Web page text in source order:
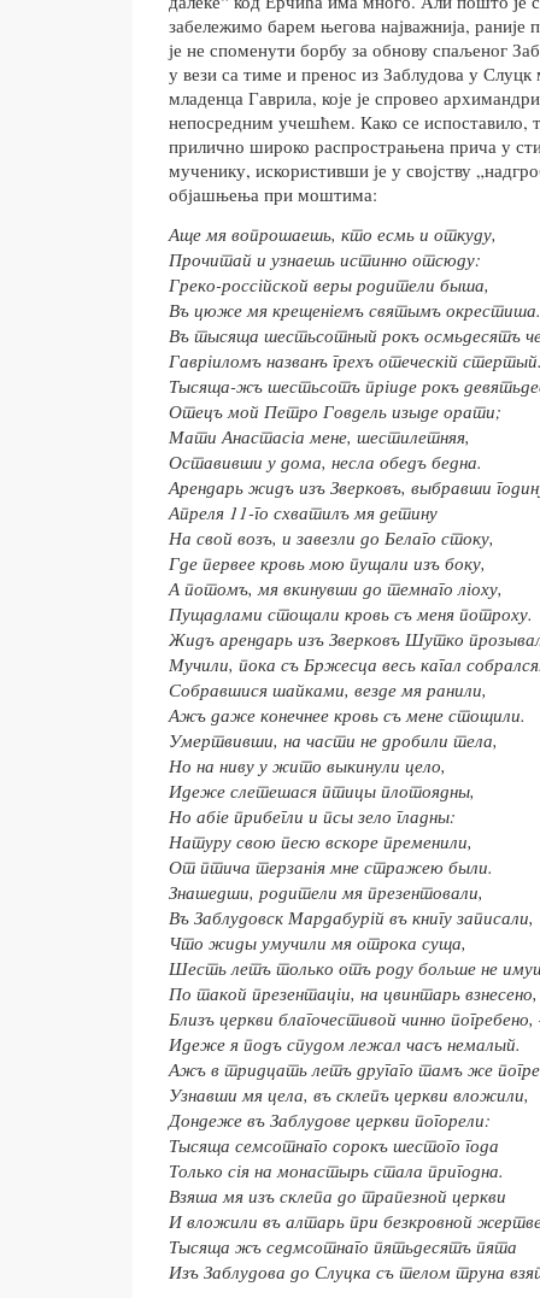
забележимо барем његова најважнија, раније
је не споменути борбу за обнову спаљеног
у вези са тиме и пренос из Заблудова у Слуцк
младенца Гаврила, које је спровео
непосредним учешћем. Како се испоставило,
прилично широко распрострањена прича у
мученику, искористивши је у својству
објашњења при моштима:
Аще мя вопрошаешь, кто есмь и откуду,
Прочитай и узнаешь истинно отсюду:
Греко-россійской веры родители быша,
Въ цюже мя крещеніемъ святымъ окрестиша.
Въ тысяща шестьсотный рокъ осмьдесятъ
Гавріиломъ названъ грехъ отеческій
Тысяща-жъ шестьсотъ пріиде рокъ
Отецъ мой Петро Говдель изыде орати;
Мати Анастасіа мене, шестилетняя,
Оставивши у дома, несла обедъ бедна.
Арендарь жидъ изъ Зверковъ, выбравши
Апреля 11-го схватилъ мя детину
На свой возъ, и завезли до Белаго стоку,
Где первее кровь мою пущали изъ боку,
А потомъ, мя вкинувши до темнаго ліоху,
Пущадлами стощали кровь съ меня потроху.
Жидъ арендарь изъ Зверковъ Шутко
Мучили, пока съ Бржесца весь кагал
Собравшися шайками, везде мя ранили,
Ажъ даже конечнее кровь съ мене стощили.
Умертвивши, на части не дробили тела,
Но на ниву у жито выкинули цело,
Идеже слетешася птицы плотоядны,
Но абіе прибегли и псы зело гладны:
Натуру свою песю вскоре пременили,
От птича терзанія мне стражею были.
Знашедши, родители мя презентовали,
Въ Заблудовск Мардабурій въ книгу записали,
Что жиды умучили мя отрока суща,
Шесть летъ только отъ роду больше не
По такой презентаціи, на цвинтарь взнесено,
Близъ церкви благочестивой чинно погребено,
Идеже я подъ спудом лежал часъ немалый.
Ажъ в тридцать летъ другаго тамъ же
Узнавши мя цела, въ склепъ церкви вложили,
Дондеже въ Заблудове церкви погорели:
Тысяща семсотнаго сорокъ шестого года
Только сія на монастырь стала пригодна.
Взяша мя изъ склепа до трапезной церкви
И вложили въ алтарь при безкровной
Тысяща жъ седмсотнаго пятьдесятъ пята
Изъ Заблудова до Слуцка съ телом труна